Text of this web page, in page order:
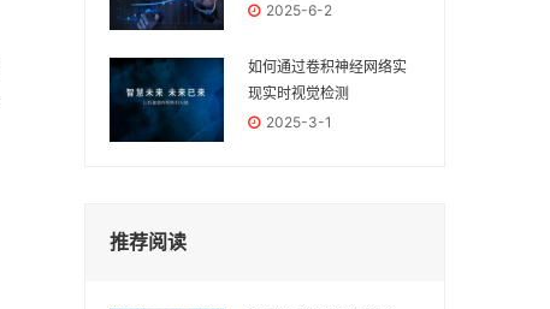
2025-6-2
如何通过卷积神经网络实
现实时视觉检测
2025-3-1
推荐阅读